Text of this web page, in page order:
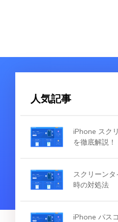
人気記事
iPhone スク
を徹底解説！
スクリーン
時の対処法
iPhone パス